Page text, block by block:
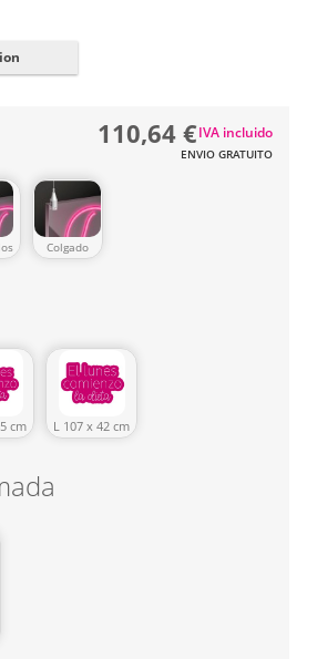
Colgado
cm L 107 x 42 cm
110,64 €
ENVIO GRATUITO
IVA incluido